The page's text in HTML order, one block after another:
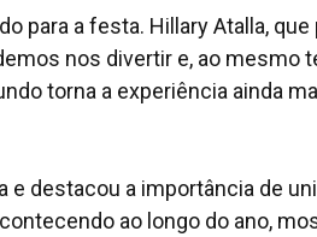
para a festa. Hillary Atalla,
nos divertir e, ao mesmo
torna a experiência ainda
e destacou a importância de
ao longo do ano,